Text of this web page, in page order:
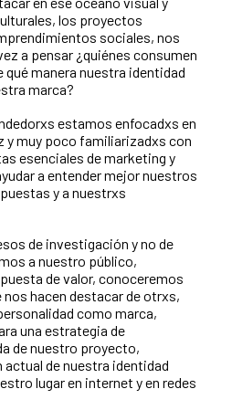
los proyectos
sociales, nos
a pensar ¿quiénes consumen
manera nuestra identidad
marca?
estamos enfocadxs en
y muy poco familiarizadxs con
esenciales de marketing y
a entender mejor nuestros
y a nuestrxs
de investigación y no de
a nuestro público,
de valor, conoceremos
hacen destacar de otrxs,
como marca,
una estrategia de
de nuestro proyecto,
de nuestra identidad
lugar en internet y en redes